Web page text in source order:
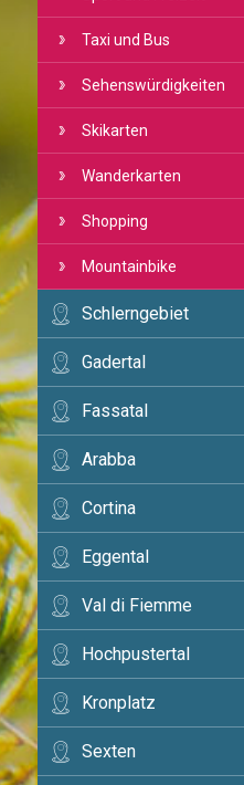
Taxi und Bus
Sehenswürdigkeiten
Skikarten
Wanderkarten
Shopping
Mountainbike
Schlerngebiet
Gadertal
Fassatal
Arabba
Cortina
Eggental
Val di Fiemme
Hochpustertal
Kronplatz
Sexten